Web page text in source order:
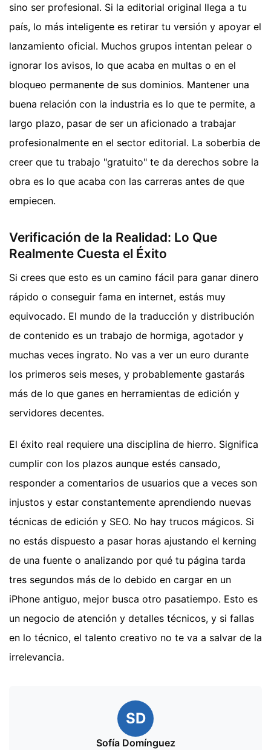
sino ser profesional. Si la editorial original llega a tu
país, lo más inteligente es retirar tu versión y apoyar el
lanzamiento oficial. Muchos grupos intentan pelear o
ignorar los avisos, lo que acaba en multas o en el
bloqueo permanente de sus dominios. Mantener una
buena relación con la industria es lo que te permite, a
largo plazo, pasar de ser un aficionado a trabajar
profesionalmente en el sector editorial. La soberbia de
creer que tu trabajo "gratuito" te da derechos sobre la
obra es lo que acaba con las carreras antes de que
empiecen.
Verificación de la Realidad: Lo Que
Realmente Cuesta el Éxito
Si crees que esto es un camino fácil para ganar dinero
rápido o conseguir fama en internet, estás muy
equivocado. El mundo de la traducción y distribución
de contenido es un trabajo de hormiga, agotador y
muchas veces ingrato. No vas a ver un euro durante
los primeros seis meses, y probablemente gastarás
más de lo que ganes en herramientas de edición y
servidores decentes.
El éxito real requiere una disciplina de hierro. Significa
cumplir con los plazos aunque estés cansado,
responder a comentarios de usuarios que a veces son
injustos y estar constantemente aprendiendo nuevas
técnicas de edición y SEO. No hay trucos mágicos. Si
no estás dispuesto a pasar horas ajustando el kerning
de una fuente o analizando por qué tu página tarda
tres segundos más de lo debido en cargar en un
iPhone antiguo, mejor busca otro pasatiempo. Esto es
un negocio de atención y detalles técnicos, y si fallas
en lo técnico, el talento creativo no te va a salvar de la
irrelevancia.
SD
Sofía Domínguez